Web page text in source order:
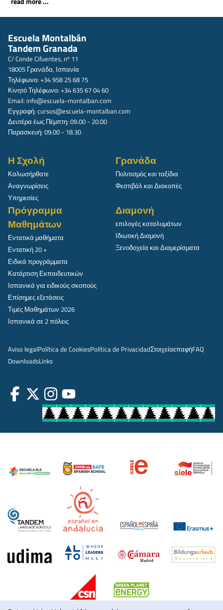
Escuela Montalbán
Tandem Granada
C/ Conde Cifuentes, nº 11
18005 Γρανάδα, Ισπανία
Τηλέφωνο: +34 958 25 68 75
Κινητό Τηλέφωνο: +34 635 67 04 60
Email: info@escuela-montalban.com
Εγγραφή: cursos@escuela-montalban.com
Δευτέρα έως Πέμπτη: 09.00 - 20.00
Παρασκευή: 09.00 - 18.30
Η Σχολή
Καλωσήρθατε
Αναγνωρίσεις
Υπηρεσίες
Γρανάδα
Πολιτισμός και ταξίδια
Φεστιβάλ και Διακοπές
Πρόγραμμα
Μαθημάτων
Εντατικά μαθήματα
Εντατική 20 +
Ειδικά προγράμματα
Κατάρτιση Εκπαιδευτικών
Ισπανικά για ειδικούς σκοπούς
Επίσημες εξετάσεις
Τιμές Μαθημάτων 2026
Ισπανικά σε 2 πόλεις
Διαμονή
επιλογές καταλυμάτων
Ιδιωτική Διαμονή
Ξενοδοχεία και Διαμερίσματα
Aviso legalPolítica de CookiesPolítica de PrivacidadΣτοιχείαεπαφήFAQ
DownloadsLinks